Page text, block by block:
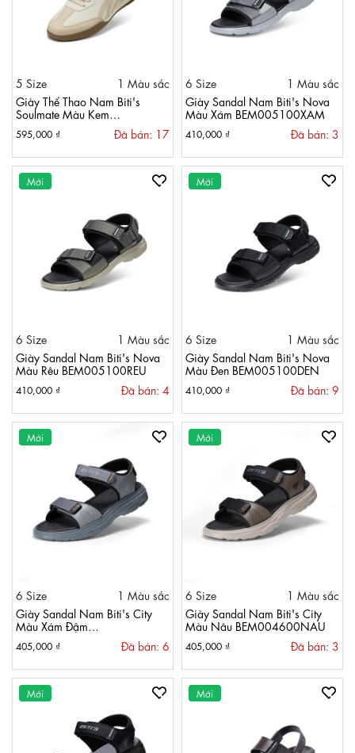
5 Size
1 Màu sắc
Giày Thể Thao Nam Biti's
Soulmate Màu Kem
595,000 ₫ Đã bán: 17
6 Size
1 Màu sắc
Giày Sandal Nam Biti's Nova
Màu Xám BEM005100XAM
410,000 ₫ Đã bán: 3
Mới
6 Size
1 Màu sắc
Giày Sandal Nam Biti's Nova
Màu Rêu BEM005100REU
410,000 ₫ Đã bán: 4
Mới
6 Size
1 Màu sắc
Giày Sandal Nam Biti's Nova
Màu Đen BEM005100DEN
410,000 ₫ Đã bán: 9
Mới
6 Size
1 Màu sắc
Giày Sandal Nam Biti's City
Màu Xám Đậm
405,000 ₫ Đã bán: 6
Mới
6 Size
1 Màu sắc
Giày Sandal Nam Biti's City
Màu Nâu BEM004600NAU
405,000 ₫ Đã bán: 3
Mới Mới